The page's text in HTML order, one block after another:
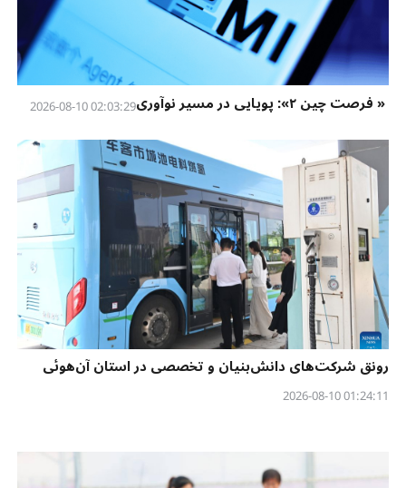
« فرصت چین ۲»: پویایی در مسیر نوآوری 02:03:29 2026-08-10
رونق شرکت‌های دانش‌بنیان و تخصصی در استان آن‌هوئی
01:24:11 2026-08-10